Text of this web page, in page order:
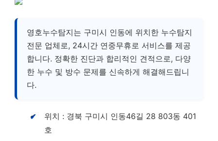
영호누수탐지는 구미시 인동에 위치한 누수탐지
전문 업체로, 24시간 연중무휴로 서비스를 제공
합니다. 정확한 진단과 합리적인 견적으로, 다양
한 누수 및 방수 문제를 신속하게 해결해드립니
다.
위치 : 경북 구미시 인동46길 28 803동 401
호